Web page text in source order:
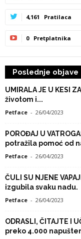
4,161 Pratilaca
0 Pretplatnika
Poslednje objave
UMIRALA JE U KESI
životom i...
Petface - 26/04/2023
POROĐAJ U
potražila pomoć od
Petface - 26/04/2023
ČULI SU NJENE
izgubila svaku nadu.
Petface - 26/04/2023
ODRASLI, ČITAJTE I
preko 4.000